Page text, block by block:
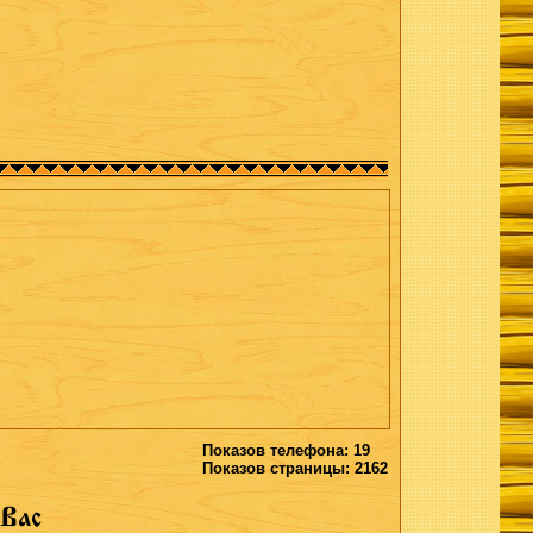
Показов телефона: 19
Показов страницы: 2162